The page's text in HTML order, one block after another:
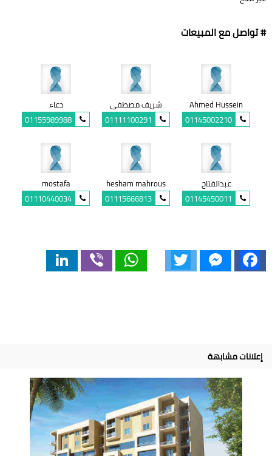
# تواصل مع المبيعات
Ahmed Hussein
01145002210
شريف مصطفى
01111100291
دعاء
01155989988
عبدالفتاح
01145450011
hesham mahrous
01115666813
mostafa
01110440034
Facebook
Messenger
WhatsApp
إعلانات مشابهة